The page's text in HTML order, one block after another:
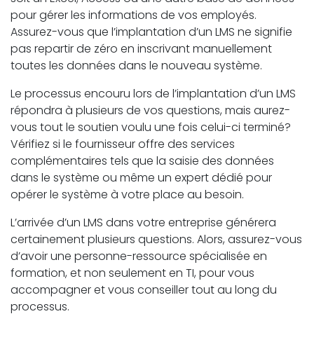
pour gérer les informations de vos employés.
Assurez-vous que l’implantation d’un LMS ne signifie
pas repartir de zéro en inscrivant manuellement
toutes les données dans le nouveau système.
Le processus encouru lors de l’implantation d’un LMS
répondra à plusieurs de vos questions, mais aurez-
vous tout le soutien voulu une fois celui-ci terminé?
Vérifiez si le fournisseur offre des services
complémentaires tels que la saisie des données
dans le système ou même un expert dédié pour
opérer le système à votre place au besoin.
L’arrivée d’un LMS dans votre entreprise générera
certainement plusieurs questions. Alors, assurez-vous
d’avoir une personne-ressource spécialisée en
formation, et non seulement en TI, pour vous
accompagner et vous conseiller tout au long du
processus.